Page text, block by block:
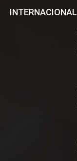
INTERNACIONAL